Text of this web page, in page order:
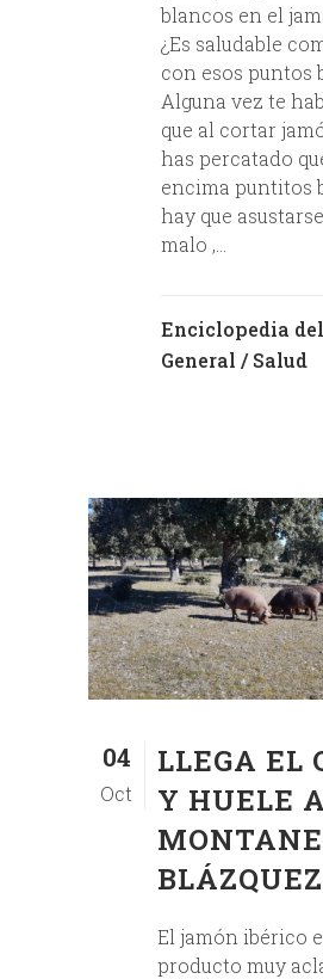
blancos en el
¿Es saludable
con esos puntos
Alguna vez te
que al cortar
has percatado
encima puntitos
hay que
malo ,...
Enciclopedia
General /Salud
04
Oct
LLEGA EL
Y HUELE A
BLÁZQUEZ
El jamón ibérico
producto muy